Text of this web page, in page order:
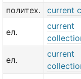
политех.
current
ел.
current
ел.
current